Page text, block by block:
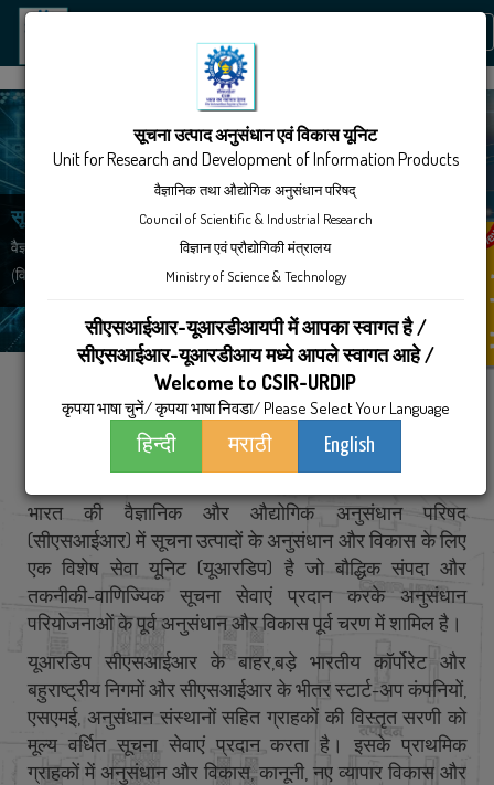
सूचना उत्पाद अनुसंधान एवं विकास यूनिट
Unit for Research and Development of Information Products
वैज्ञानिक तथा औद्योगिक अनुसंधान परिषद्
Council of Scientific & Industrial Research
विज्ञान एवं प्रौद्योगिकी मंत्रालय
Ministry of Science & Technology
सीएसआईआर-यूआरडीआयपी में आपका स्वागत है /
सीएसआईआर-यूआरडीआय मध्ये आपले स्वागत आहे /
Welcome to CSIR-URDIP
कृपया भाषा चुनें/ कृपया भाषा निवडा/ Please Select Your Language
हिन्दी
मराठी English
सूचना उत्‍पाद अनुसंधान एवं विकास यूनिट
वैज्ञानिक और औद्योगिक अनुसंधान परिषद
(विज्ञान और प्रौद्योगिकी मंत्रालय, भारत सरकार)
हमारे बारे में
भारत की वैज्ञानिक और औद्योगिक अनुसंधान परिषद
(सीएसआईआर) में सूचना उत्पादों के अनुसंधान और विकास के लिए
एक विशेष सेवा यूनिट (यूआरडिप) है जो बौद्धिक संपदा और
तकनीकी-वाणिज्यिक सूचना सेवाएं प्रदान करके अनुसंधान
परियोजनाओं के पूर्व अनुसंधान और विकास पूर्व चरण में शामिल है।
यूआरडिप सीएसआईआर के बाहर,बड़े भारतीय कॉर्पोरेट और
बहुराष्ट्रीय निगमों और सीएसआईआर के भीतर स्टार्ट-अप कंपनियों,
एसएमई, अनुसंधान संस्थानों सहित ग्राहकों की विस्तृत सरणी को
मूल्य वर्धित सूचना सेवाएं प्रदान करता है। इसके प्राथमिक
ग्राहकों में अनुसंधान और विकास, कानूनी, नए व्यापार विकास और